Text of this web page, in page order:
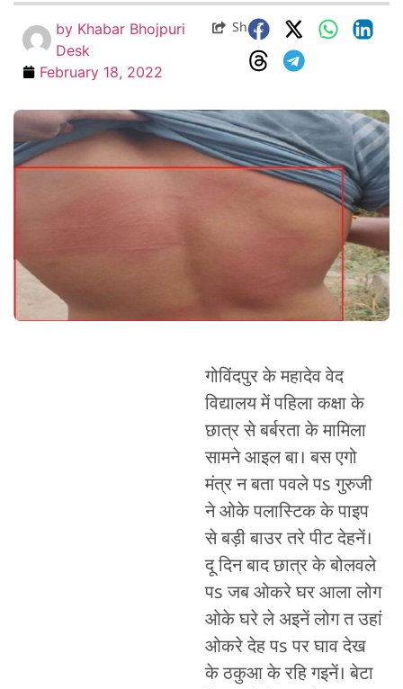
by Khabar Bhojpuri
Desk
February 18, 2022
Share
गोविंदपुर के महादेव वेद
विद्यालय में पहिला कक्षा के
छात्र से बर्बरता के मामिला
सामने आइल बा। बस एगो
मंत्र न बता पवले पs गुरुजी
ने ओके पलास्टिक के पाइप
से बड़ी बाउर तरे पीट देहनें।
दू दिन बाद छात्र के बोलवले
पs जब ओकरे घर आला लोग
ओके घरे ले अइनें लोग त उहां
ओकरे देह पs पर घाव देख
के ठकुआ के रहि गइनें। बेटा